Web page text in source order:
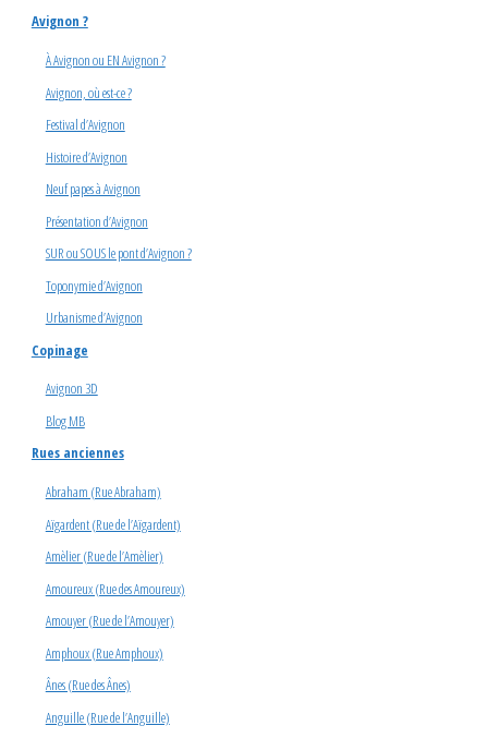
Avignon ?
À Avignon ou EN Avignon ?
Avignon, où est-ce ?
Festival d’Avignon
Histoire d’Avignon
Neuf papes à Avignon
Présentation d’Avignon
SUR ou SOUS le pont d’Avignon ?
Toponymie d’Avignon
Urbanisme d’Avignon
Copinage
Avignon 3D
Blog MB
Rues anciennes
Abraham (Rue Abraham)
Aïgardent (Rue de l’Aïgardent)
Amèlier (Rue de l’Amèlier)
Amoureux (Rue des Amoureux)
Amouyer (Rue de l’Amouyer)
Amphoux (Rue Amphoux)
Ânes (Rue des Ânes)
Anguille (Rue de l’Anguille)